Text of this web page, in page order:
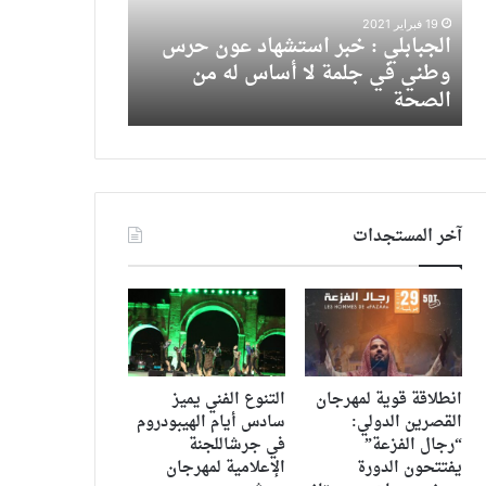
بحضور
المخرج
مرقس
عادل
1 فبراير 2026
احتفاء امريكي بفيلم “في عز الضهر”
بحضور المخرج مرقس عادل
آخر المستجدات
انطلاقة قوية لمهرجان
القصرين الدولي:
“رجال الفزعة”
يفتتحون الدورة
التنوع الفني يميز
سادس أيام الهيبودروم
في جرشاللجنة
الإعلامية لمهرجان